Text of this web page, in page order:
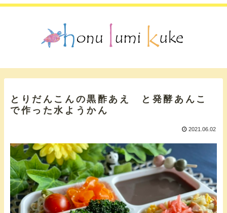
とりだんこんの黒酢あえ と発酵あんこ
で作った水ようかん
2021.06.02